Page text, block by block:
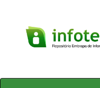
Skip